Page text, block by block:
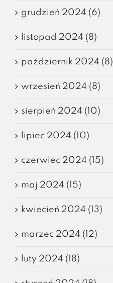
grudzień 2024 (6)
listopad 2024 (8)
październik 2024 (8)
wrzesień 2024 (8)
sierpień 2024 (10)
lipiec 2024 (10)
czerwiec 2024 (15)
maj 2024 (15)
kwiecień 2024 (13)
marzec 2024 (12)
luty 2024 (18)